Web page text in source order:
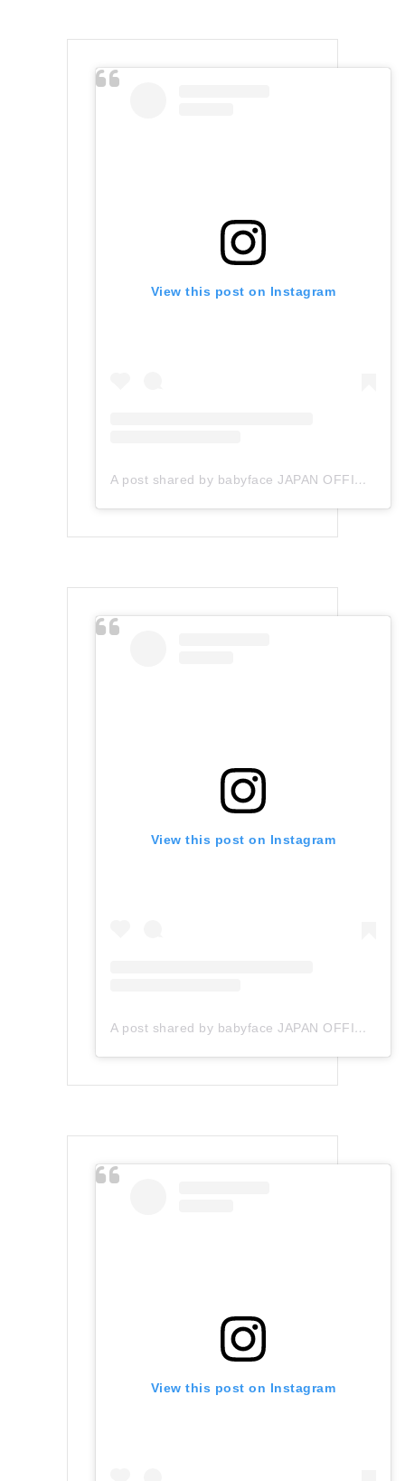
View this post on Instagram
A post shared by babyface JAPAN OFFICIAL (@babyface_japan)
View this post on Instagram
A post shared by babyface JAPAN OFFICIAL (@babyface_japan)
View this post on Instagram